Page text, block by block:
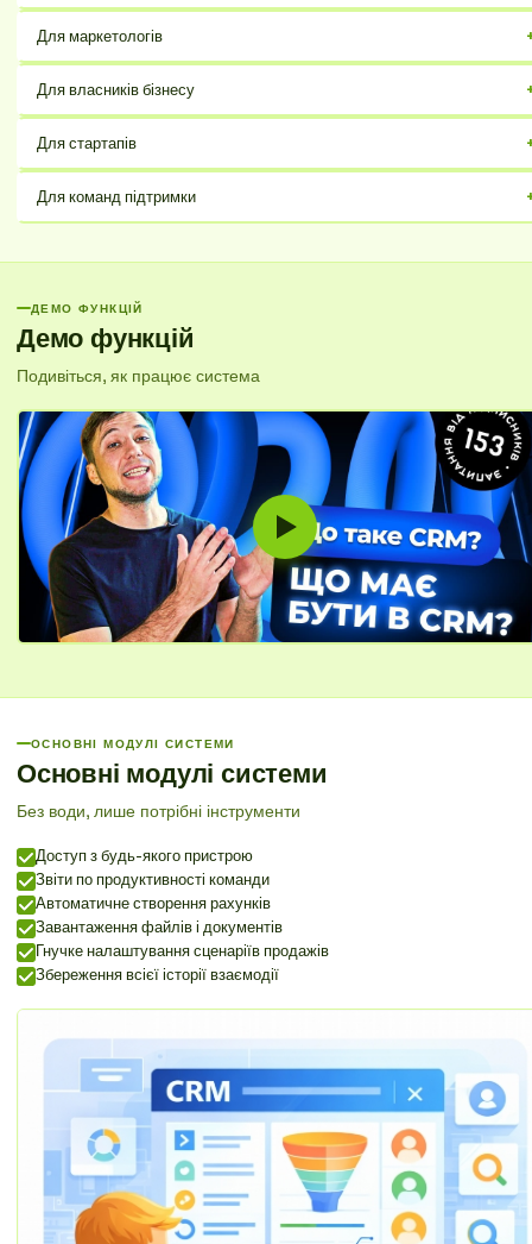
рутинні завдання. Більше жодного пропущеного клієнта!
Для маркетологів
потенційних покупців. Зрозумійте, що працює найкраще, і масштабуйте
успіх.
Для власників бізнесу
прибуток. Приймайте обґрунтовані рішення на основі чітких даних.
Для стартапів
Будьте гнучкими та адаптуйтеся до потреб ринку.
Для команд підтримки
допомогу. Підвищуйте задоволеність клієнтів та будуйте довготривалі
ДЕМО ФУНКЦІЙ
Демо функцій
Подивіться, як працює система
ОСНОВНІ МОДУЛІ СИСТЕМИ
Основні модулі системи
Без води, лише потрібні інструменти
Доступ з будь-якого пристрою
Звіти по продуктивності команди
Автоматичне створення рахунків
Завантаження файлів і документів
Гнучке налаштування сценаріїв продажів
Збереження всієї історії взаємодії